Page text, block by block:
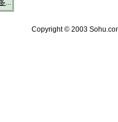
...
Copyright © 2003